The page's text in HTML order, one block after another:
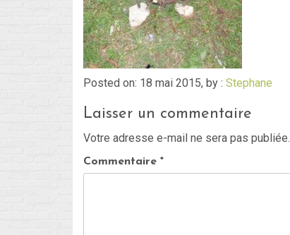
Posted on: 18 mai 2015, by : Stephane
Laisser un commentaire
Votre adresse e-mail ne sera pas publiée.
Commentaire *